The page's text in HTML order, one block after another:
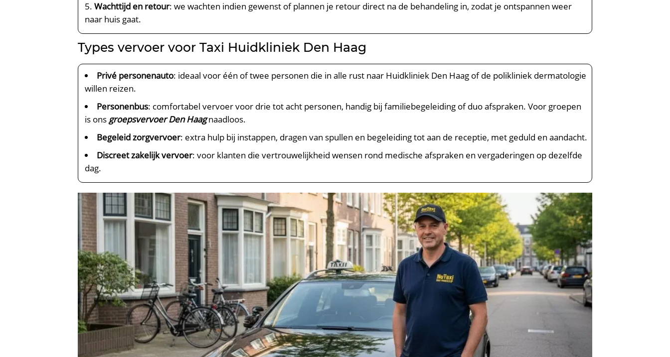
Wachttijd en retour: we wachten indien gewenst of plannen je retour direct na de behandeling in, zodat je ontspannen weer
naar huis gaat.
Types vervoer voor Taxi Huidkliniek Den Haag
Privé personenauto: ideaal voor één of twee personen die in alle rust naar Huidkliniek Den Haag of de polikliniek dermatologie
willen reizen.
Personenbus: comfortabel vervoer voor drie tot acht personen, handig bij familiebegeleiding of duo afspraken. Voor groepen
is onsgroepsvervoer Den Haagnaadloos.
Begeleid zorgvervoer: extra hulp bij instappen, dragen van spullen en begeleiding tot aan de receptie, met geduld en aandacht.
Discreet zakelijk vervoer: voor klanten die vertrouwelijkheid wensen rond medische afspraken en vergaderingen op dezelfde
dag.